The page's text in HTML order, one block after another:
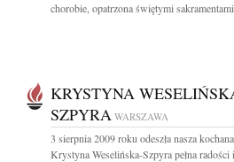
chorobie, opatrzona świętymi
KRYSTYNA
SZPYRA WARSZAWA
3 sierpnia 2009 roku odeszła nasza
Krystyna Weselińska-Szpyra pełna radości